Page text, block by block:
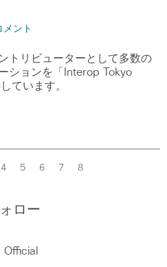
メント
トリビューターとして多数の
ションを「Interop Tokyo
ています。
4 5 6 7 8
ロー